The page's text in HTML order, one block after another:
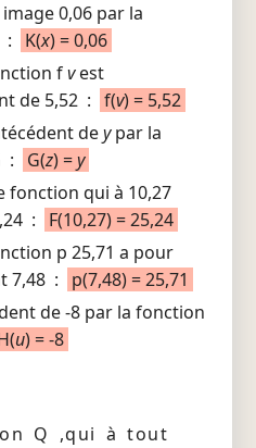
0,06 par la
:
K(x) = 0,06
fvest
de 5,52 : f(v) = 5,52
deypar la
:
G(z) =y
fonction qui à 10,27
:
F(10,27) = 25,24
p 25,71 a pour
7,48 :
p(7,48) = 25,71
de -8 par la fonction
u) = -8
Q ,qui à tout